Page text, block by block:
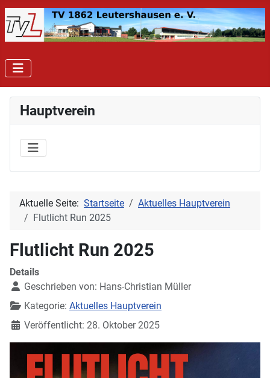
Hauptverein
Aktuelle Seite: Startseite
Aktuelles Hauptverein
Flutlicht Run 2025
Flutlicht Run 2025
Details
Geschrieben von: Hans-Christian Müller
Kategorie: Aktuelles Hauptverein
Veröffentlicht: 28. Oktober 2025